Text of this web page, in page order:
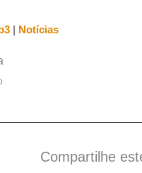
| Notícias
Compartilhe